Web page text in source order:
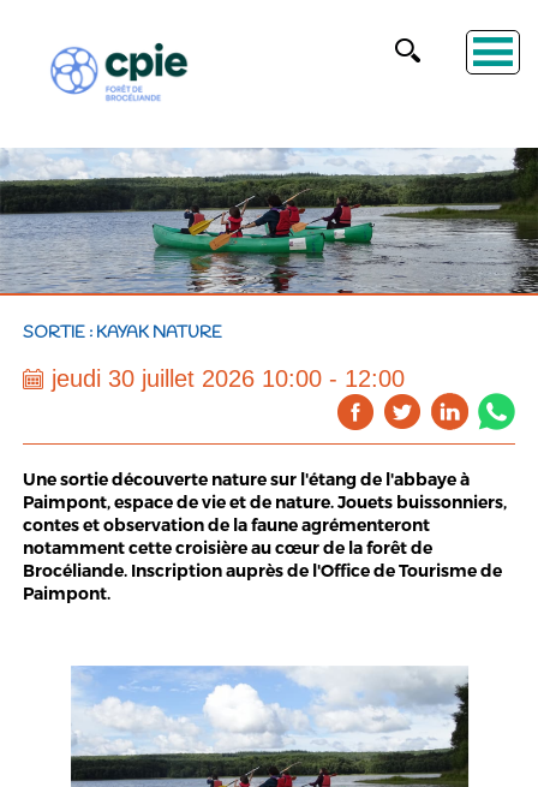
SORTIE : KAYAK NATURE
jeudi 30 juillet 2026 10:00 - 12:00
Une sortie découverte nature sur l'étang de l'abbaye à
Paimpont, espace de vie et de nature. Jouets buissonniers,
contes et observation de la faune agrémenteront
notamment cette croisière au cœur de la forêt de
Brocéliande. Inscription auprès de l'Office de Tourisme de
Paimpont.